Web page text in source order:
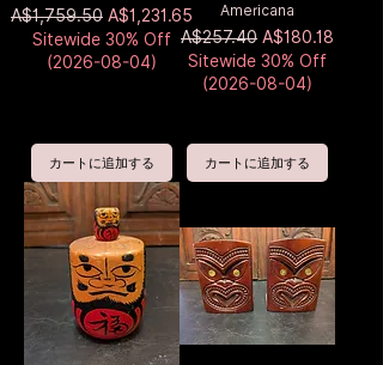
通常価格
A$1,759.50 セール価格
A$1,231.65
Sitewide 30% Off
(2026-08-04)
カートに追加する
Americana
通常価格
A$257.40 セール価格
A$180.18
Sitewide 30% Off
(2026-08-04)
カートに追加する